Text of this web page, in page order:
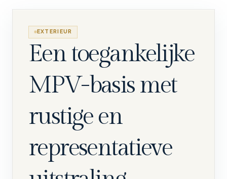
EXTERIEUR
Een toegankelijke
MPV-basis met
rustige en
representatieve